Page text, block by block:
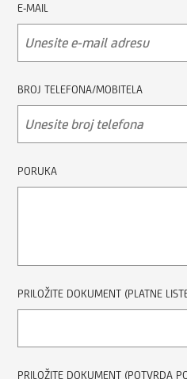
E-MAIL
BROJ TELEFONA/MOBITELA
PORUKA
PRILOŽITE DOKUMENT (PLATNE
PRILOŽITE DOKUMENT (POTVRDA